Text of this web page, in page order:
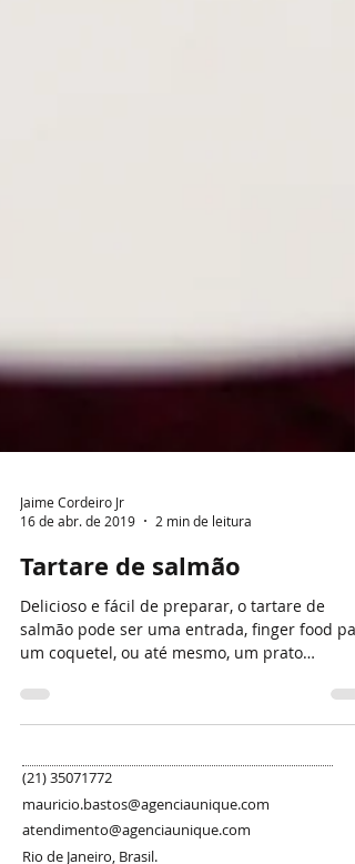
16 de abr. de 2019
2 min de leitura
Tartare de salmão
Delicioso e fácil de preparar, o tartare de
um coquetel, ou até mesmo, um prato
principal!...
(21) 35071772
mauricio.bastos@agenciaunique.com